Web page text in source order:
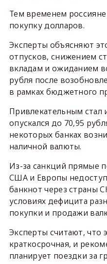
Тем временем россияне
покупку долларов.
Эксперты объясняют
отпусков, снижением
вкладам и ожиданием
рубля после
в рамках бюджетного
Привлекательным стал
опускался до 70,95
некоторых банках
наличной валюты.
Из-за санкций прямые
США и Европы
банкнот через страны
условиях дефицита
покупки и продажи
Эксперты считают, что
краткосрочная, и
планирует поездки за